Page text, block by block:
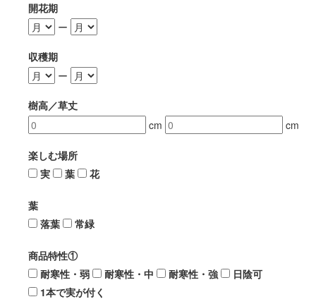
開花期
ー
収穫期
ー
樹高／草丈
cm
cm
楽しむ場所
実
葉 花
葉
落葉
常緑
商品特性①
耐寒性・弱
耐寒性・中 耐寒性・強
日陰可
1本で実が付く